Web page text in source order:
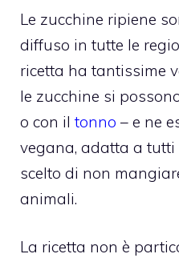
Le zucchine ripiene
diffuso in tutte le
ricetta ha tantissime
le zucchine si
o con il tonno – e ne
vegana, adatta a tutti
scelto di non
animali.
La ricetta non è